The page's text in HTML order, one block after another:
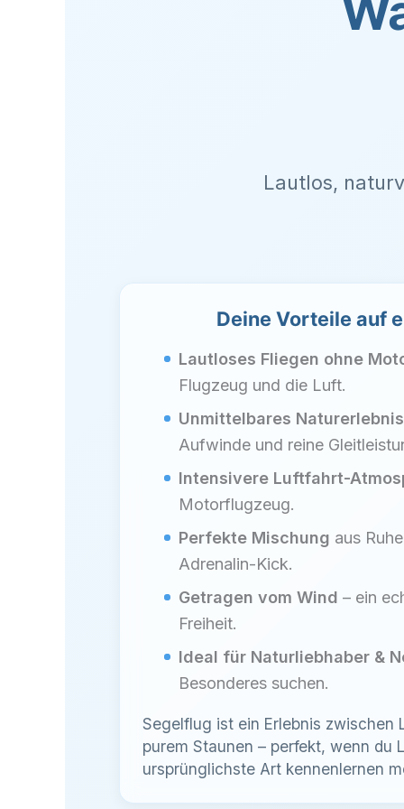
Lautlos,
Deine Vorteile auf
Lautloses Fliegen ohne
Flugzeug und die Luft.
Unmittelbares Naturerlebnis
Aufwinde und reine
Intensivere Luftfahrt-
Motorflugzeug.
Perfekte Mischung aus
Adrenalin-Kick.
Getragen vom Wind – ein
Freiheit.
Ideal für Naturliebhaber &
Besonderes suchen.
Segelflug ist ein Erlebnis zwischen
purem Staunen – perfekt, wenn du
ursprünglichste Art kennenlernen